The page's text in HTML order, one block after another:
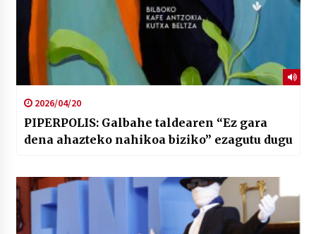
2026/04/20
PIPERPOLIS: Galbahe taldearen “Ez gara
dena ahazteko nahikoa biziko” ezagutu dugu